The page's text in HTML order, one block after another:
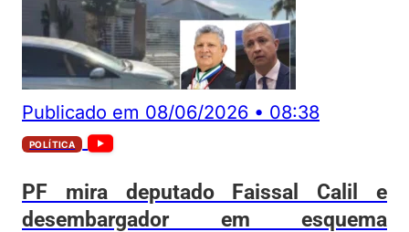
Publicado em 08/06/2026 • 08:38
POLÍTICA
PF mira deputado Faissal Calil e
desembargador em esquema